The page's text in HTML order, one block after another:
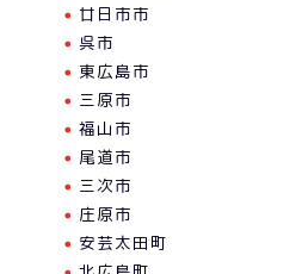
廿日市市
呉市
東広島市
三原市
福山市
尾道市
三次市
庄原市
安芸太田町